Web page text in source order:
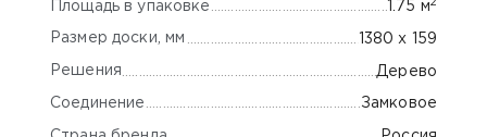
Площадь в упаковке 1.75 м
Размер доски, мм 1380 х 159
Решения Дерево
Соединение Замковое